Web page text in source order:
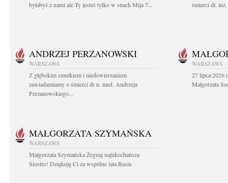
byłabyś z nami ale Ty jesteś tylko w snach Mija 7...
śmierci dr.
ANDRZEJ PERZANOWSKI
WARSZAWA
Z głębokim smutkiem i niedowierzaniem
zawiadamiamy o śmierci dr n. med. Andrzeja
Perzanowskiego...
WARSZAWA
27 lipca 2026
Małgorzata
MAŁGORZATA SZYMAŃSKA
WARSZAWA
Małgorzata Szymańska Żegnaj najukochańsza
Siostro! Dziękuję Ci za wspólne lata Basia